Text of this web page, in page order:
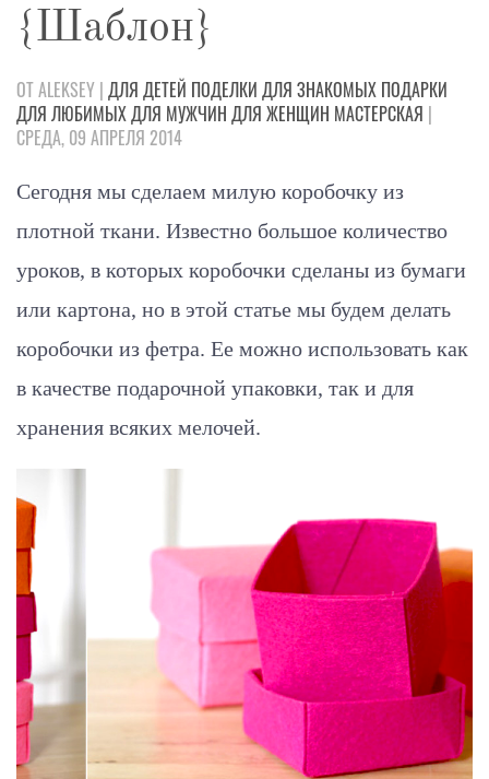
{Шаблон}
ОТ ALEKSEY | ДЛЯ ДЕТЕЙ ПОДЕЛКИ ДЛЯ ЗНАКОМЫХ ПОДАРКИ
ДЛЯ ЛЮБИМЫХДЛЯ МУЖЧИН ДЛЯ ЖЕНЩИН МАСТЕРСКАЯ |
СРЕДА, 09 АПРЕЛЯ 2014
Сегодня мы сделаем милую коробочку из
плотной ткани. Известно большое количество
уроков, в которых коробочки сделаны из бумаги
или картона, но в этой статье мы будем делать
коробочки из фетра. Ее можно использовать как
в качестве подарочной упаковки, так и для
хранения всяких мелочей.